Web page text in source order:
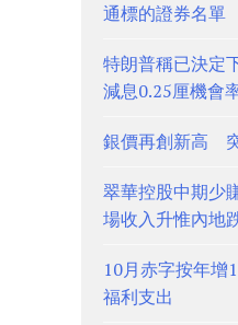
通標的證券名單
特朗普稱已決定
減息0.25厘機會
銀價再創新高
翠華控股中期
場收入升惟內地
10月赤字按年增
福利支出